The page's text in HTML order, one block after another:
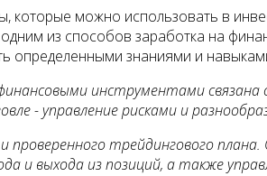
которые можно использовать в
из способов заработка на
определенными знаниями и
инструментами связана
- управление рисками и
проверенного трейдингового
и выхода из позиций, а также